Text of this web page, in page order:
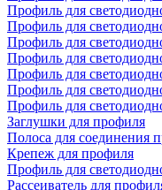
Профиль для
Профиль для
Профиль для
Профиль для
Профиль для
Профиль для
Профиль для
Заглушки для профиля
Полоса для соединения
Крепеж для профиля
Профиль для
Рассеиватель для